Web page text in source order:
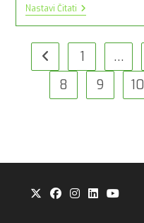
Nastavi Čitati1.Dani
Okusa
Hrvatske
Tradicije
U
Sisačkim
Restoranima
Idi na prijašnju stranicu
1 …
8
9 10